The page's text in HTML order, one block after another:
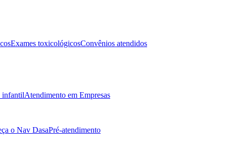
Exames toxicológicosConvênios atendidos
infantilAtendimento em Empresas
o Nav DasaPré-atendimento